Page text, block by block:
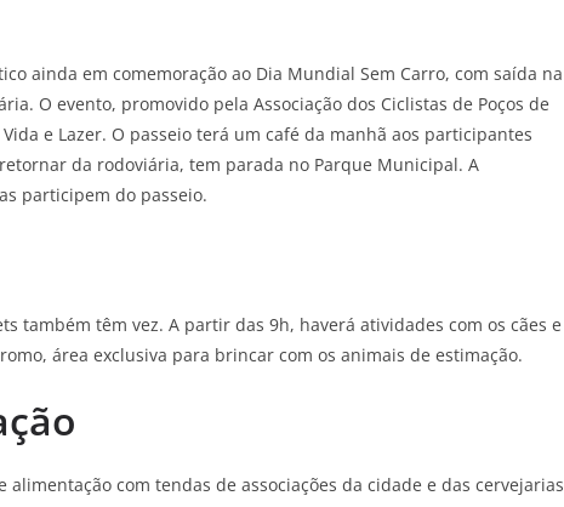
ainda em comemoração ao Dia Mundial Sem Carro, com saída na
O evento, promovido pela Associação dos Ciclistas de Poços de
Vida e Lazer. O passeio terá um café da manhã aos participantes
da rodoviária, tem parada no Parque Municipal. A
participem do passeio.
também têm vez. A partir das 9h, haverá atividades com os cães e
área exclusiva para brincar com os animais de estimação.
alimentação com tendas de associações da cidade e das cervejarias